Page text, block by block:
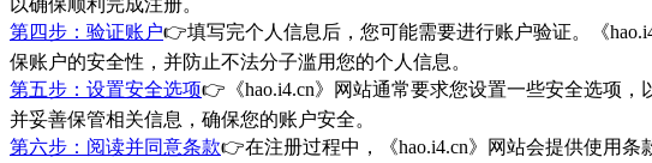
第四步：验证账户👉填写完个人信息后，您可能需要进行账户验证。《
保账户的安全性，并防止不法分子滥用您的个人信息。
第五步：设置安全选项👉《hao.i4.cn》网站通常要求您设置一些安全选项
并妥善保管相关信息，确保您的账户安全。
第六步：阅读并同意条款👉在注册过程中，《hao.i4.cn》网站会提供使用